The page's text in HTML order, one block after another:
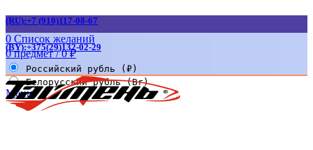
(RU):+7 (910)117-08-67
(BY):+375(29)132-02-29
0 Список желаний
0предмет / 0₽
Российский рубль (₽)
Белорусский рубль (Br)
Меню